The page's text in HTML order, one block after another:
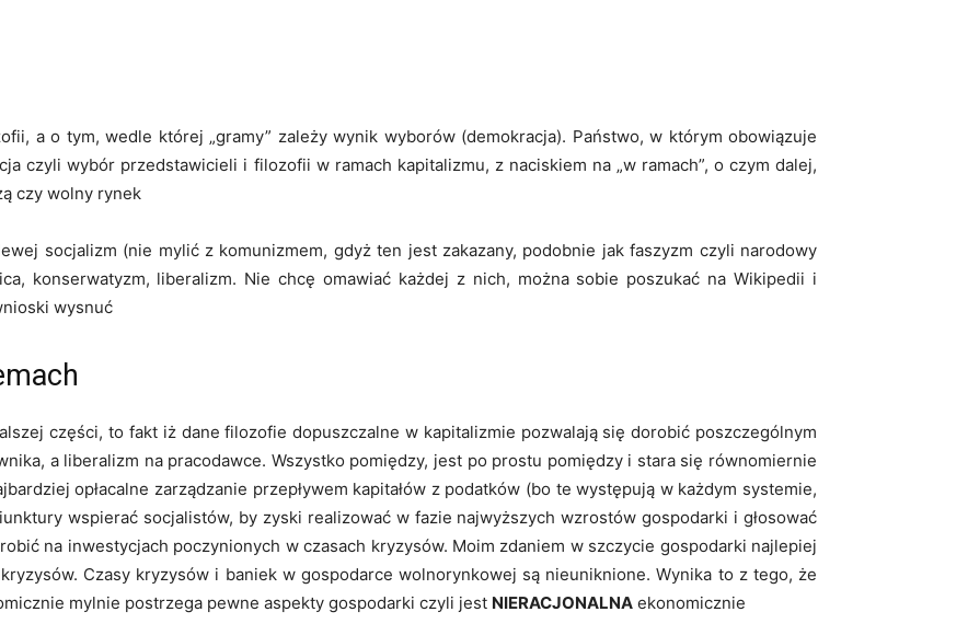
a o tym, wedle której „gramy” zależy wynik wyborów (demokracja). Państwo, w którym obowiązuje
czyli wybór przedstawicieli i filozofii w ramach kapitalizmu, z naciskiem na „w ramach”, o czym dalej,
czy wolny rynek
socjalizm (nie mylić z komunizmem, gdyż ten jest zakazany, podobnie jak faszyzm czyli narodowy
konserwatyzm, liberalizm. Nie chcę omawiać każdej z nich, można sobie poszukać na Wikipedii i
wysnuć
części, to fakt iż dane filozofie dopuszczalne w kapitalizmie pozwalają się dorobić poszczególnym
a liberalizm na pracodawce. Wszystko pomiędzy, jest po prostu pomiędzy i stara się równomiernie
opłacalne zarządzanie przepływem kapitałów z podatków (bo te występują w każdym systemie,
wspierać socjalistów, by zyski realizować w fazie najwyższych wzrostów gospodarki i głosować
na inwestycjach poczynionych w czasach kryzysów. Moim zdaniem w szczycie gospodarki najlepiej
Czasy kryzysów i baniek w gospodarce wolnorynkowej są nieuniknione. Wynika to z tego, że
mylnie postrzega pewne aspekty gospodarki czyli jest NIERACJONALNA ekonomicznie